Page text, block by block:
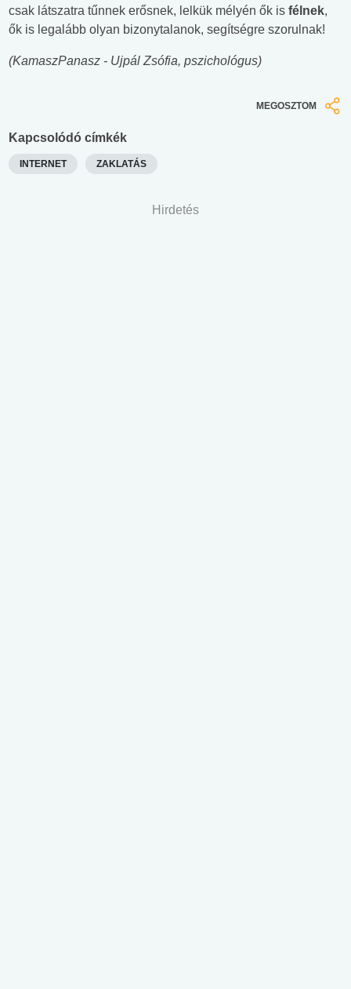
csak látszatra tűnnek erősnek, lelkük mélyén ők is félnek,
ők is legalább olyan bizonytalanok, segítségre szorulnak!
(KamaszPanasz - Ujpál Zsófia, pszichológus)
MEGOSZTOM
Kapcsolódó címkék
INTERNET ZAKLATÁS
Hirdetés